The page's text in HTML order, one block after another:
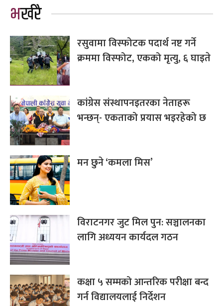
भर्खरै
रसुवामा विस्फोटक पदार्थ नष्ट गर्ने
क्रममा विस्फोट, एकको मृत्यु, ६ घाइते
कांग्रेस संस्थापनइतरका नेताहरू
भन्छन्- एकताको प्रयास भइरहेको छ
मन छुने ‘कमला मिस’
विराटनगर जुट मिल पुन: सञ्चालनका
लागि अध्ययन कार्यदल गठन
कक्षा ५ सम्मको आन्तरिक परीक्षा बन्द
गर्न विद्यालयलाई निर्देशन